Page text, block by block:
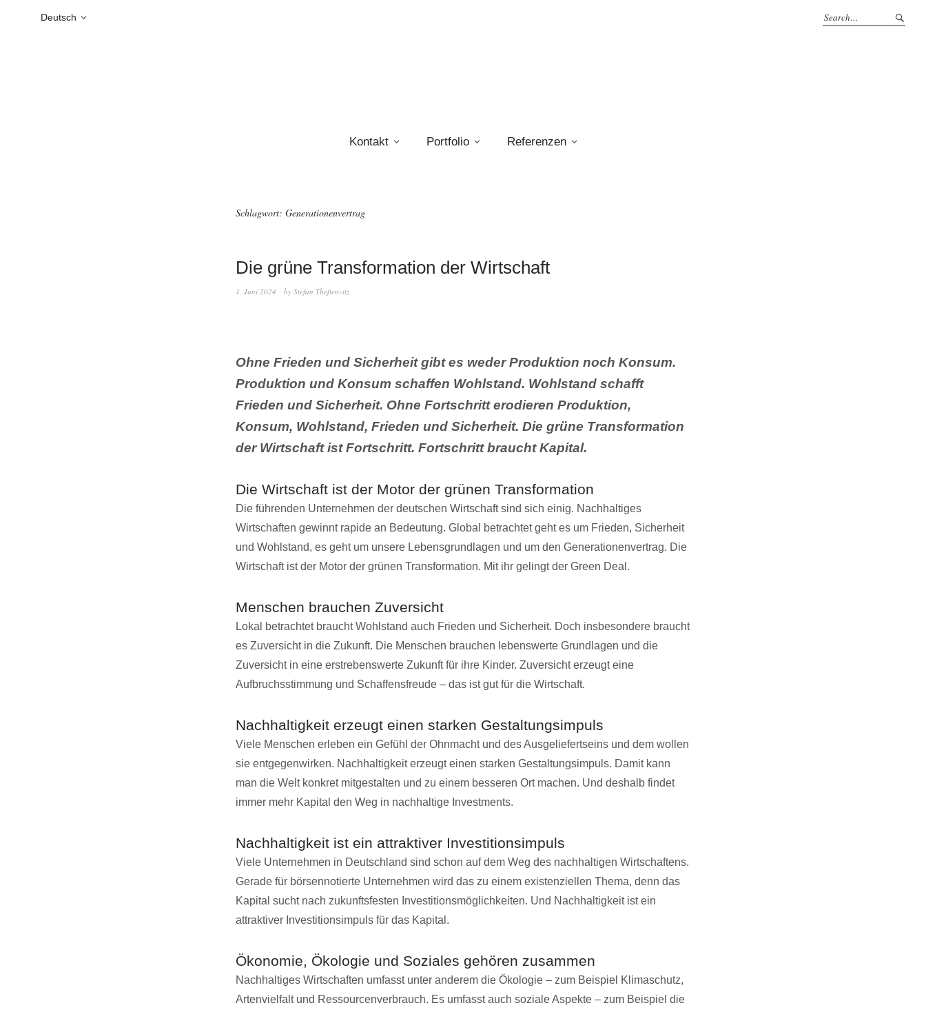
Deutsch
Kontakt Portfolio Referenzen
Schlagwort: Generationenvertrag
Die grüne Transformation der Wirtschaft
1. Juni 2024 by Stefan Theßenvitz
Ohne Frieden und Sicherheit gibt es weder Produktion noch Konsum.
Produktion und Konsum schaffen Wohlstand. Wohlstand schafft
Frieden und Sicherheit. Ohne Fortschritt erodieren Produktion,
Konsum, Wohlstand, Frieden und Sicherheit. Die grüne Transformation
der Wirtschaft ist Fortschritt. Fortschritt braucht Kapital.
Die Wirtschaft ist der Motor der grünen Transformation
Die führenden Unternehmen der deutschen Wirtschaft sind sich einig. Nachhaltiges
Wirtschaften gewinnt rapide an Bedeutung. Global betrachtet geht es um Frieden, Sicherheit
und Wohlstand, es geht um unsere Lebensgrundlagen und um den Generationenvertrag. Die
Wirtschaft ist der Motor der grünen Transformation. Mit ihr gelingt der Green Deal.
Menschen brauchen Zuversicht
Lokal betrachtet braucht Wohlstand auch Frieden und Sicherheit. Doch insbesondere braucht
es Zuversicht in die Zukunft. Die Menschen brauchen lebenswerte Grundlagen und die
Zuversicht in eine erstrebenswerte Zukunft für ihre Kinder. Zuversicht erzeugt eine
Aufbruchsstimmung und Schaffensfreude – das ist gut für die Wirtschaft.
Nachhaltigkeit erzeugt einen starken Gestaltungsimpuls
Viele Menschen erleben ein Gefühl der Ohnmacht und des Ausgeliefertseins und dem wollen
sie entgegenwirken. Nachhaltigkeit erzeugt einen starken Gestaltungsimpuls. Damit kann
man die Welt konkret mitgestalten und zu einem besseren Ort machen. Und deshalb findet
immer mehr Kapital den Weg in nachhaltige Investments.
Nachhaltigkeit ist ein attraktiver Investitionsimpuls
Viele Unternehmen in Deutschland sind schon auf dem Weg des nachhaltigen Wirtschaftens.
Gerade für börsennotierte Unternehmen wird das zu einem existenziellen Thema, denn das
Kapital sucht nach zukunftsfesten Investitionsmöglichkeiten. Und Nachhaltigkeit ist ein
attraktiver Investitionsimpuls für das Kapital.
Ökonomie, Ökologie und Soziales gehören zusammen
Nachhaltiges Wirtschaften umfasst unter anderem die Ökologie – zum Beispiel Klimaschutz,
Artenvielfalt und Ressourcenverbrauch. Es umfasst auch soziale Aspekte – zum Beispiel die